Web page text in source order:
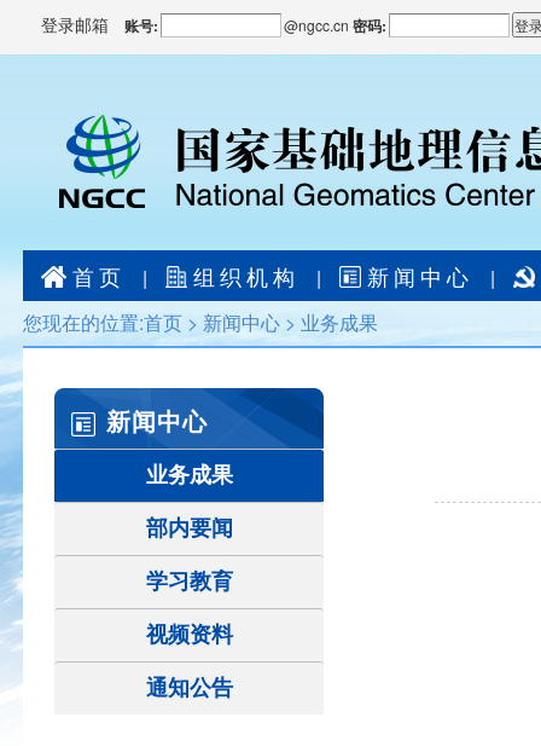
登录邮箱 账号: @ngcc.cn 密码:
首页 | 组织机构 | 新闻中心
|
您现在的位置:首页 > 新闻中心 > 业务成果
新闻中心
业务成果
部内要闻
学习教育
视频资料
通知公告